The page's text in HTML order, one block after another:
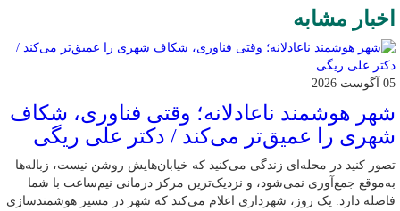
اخبار مشابه
05 آگوست 2026
شهر هوشمند ناعادلانه؛ وقتی فناوری، شکاف
شهری را عمیق‌تر می‌کند / دکتر علی ریگی
تصور کنید در محله‌ای زندگی می‌کنید که خیابان‌هایش روشن نیست، زباله‌ها
به‌موقع جمع‌آوری نمی‌شود، و نزدیک‌ترین مرکز درمانی نیم‌ساعت با شما
فاصله دارد. یک روز، شهرداری اعلام می‌کند که شهر در مسیر هوشمندسازی